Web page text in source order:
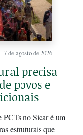
7 de agosto de 2026
precisa
povos e
PCTs no Sicar é um
estruturais que